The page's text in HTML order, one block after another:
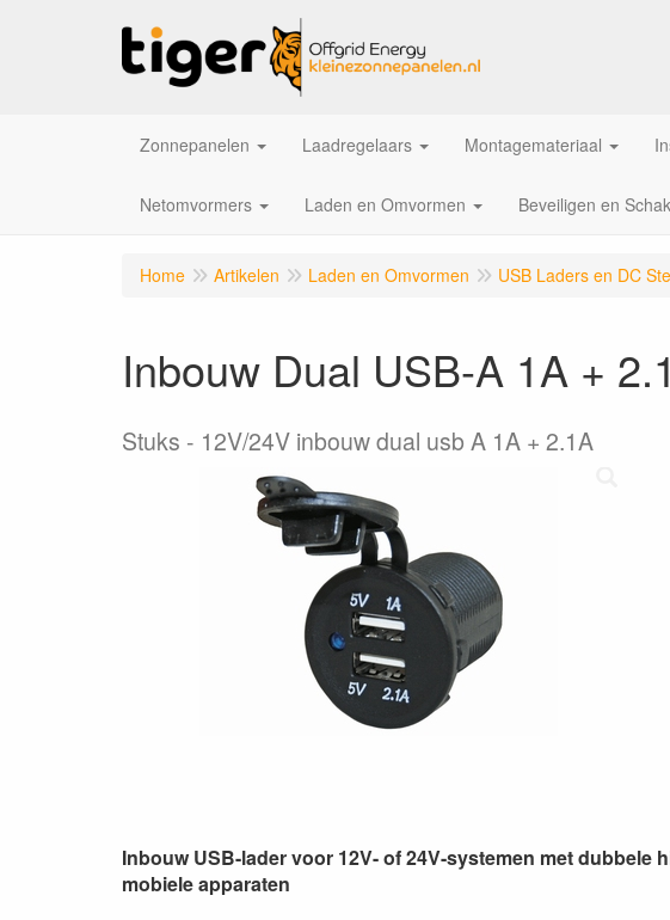
Zonnepanelen Laadregelaars Montagemateriaal
Netomvormers Laden en Omvormen Beveiligen en
Home Artikelen Laden en Omvormen USB Laders en DC
Inbouw Dual USB-A 1A +
Stuks 12V/24V inbouw dual usb A 1A + 2.1A
Inbouw USB-lader voor 12V- of 24V-systemen met
mobiele apparaten